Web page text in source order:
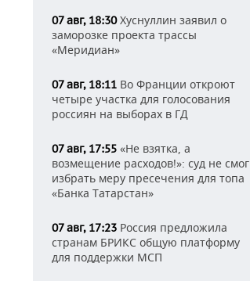
07 авг, 18:30Хуснуллин заявил о
заморозке проекта трассы
«Меридиан»
07 авг, 18:11 Во Франции откроют
четыре участка для голосования
россиян на выборах в ГД
07 авг, 17:55 «Не взятка, а
возмещение расходов!»: суд не смог
избрать меру пресечения для топа
«Банка Татарстан»
07 авг, 17:23 Россия предложила
странам БРИКС общую платформу
для поддержки МСП